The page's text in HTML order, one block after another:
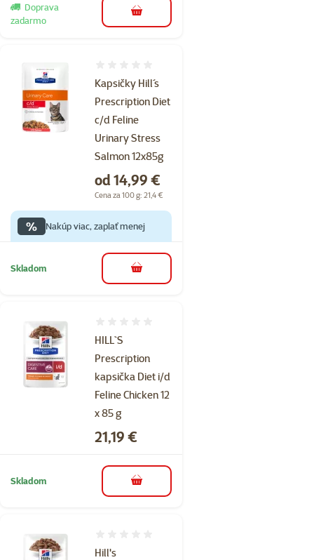
Doprava
zadarmo
do košíka
Kapsičky Hill´s
Prescription Diet
c/d Feline
Urinary Stress
Salmon 12x85g
Cena
od 14,99 €
Cena za 100 g: 21,4 €
% Nakúp viac, zaplať menej
Skladom do košíka
HILL`S
Prescription
kapsička Diet i/d
Feline Chicken 12
x 85 g
Cena
21,19 €
Skladom do košíka
Hill's